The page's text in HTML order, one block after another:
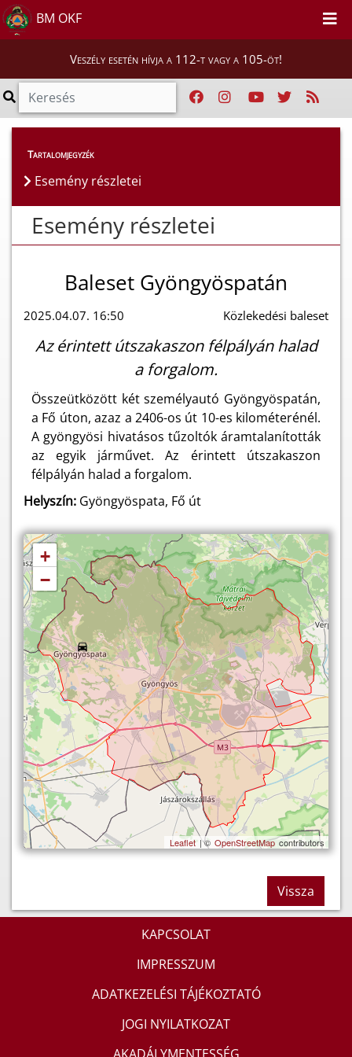
BM OKF
Veszély esetén hívja a 112-t vagy a 105-öt!
Esemény részletei
Tartalomjegyzék
Esemény részletei
Esemény részletei
Baleset Gyöngyöspatán
2025.04.07. 16:50 Közlekedési baleset
Az érintett útszakaszon félpályán halad
a forgalom.
Összeütközött két személyautó Gyöngyöspatán,
a Fő úton, azaz a 2406-os út 10-es kilométerénél.
A gyöngyösi hivatásos tűzoltók áramtalanították
az egyik járművet. Az érintett útszakaszon
félpályán halad a forgalom.
Helyszín: Gyöngyöspata, Fő út
+
−
Leaflet | © OpenStreetMapcontributors
Vissza
KAPCSOLAT
IMPRESSZUM
ADATKEZELÉSI TÁJÉKOZTATÓ
JOGI NYILATKOZAT